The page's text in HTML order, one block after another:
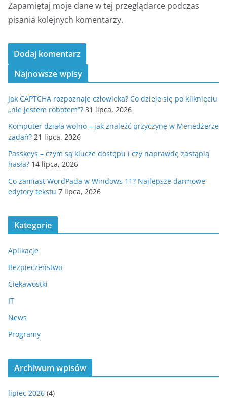
Zapamiętaj moje dane w tej przeglądarce podczas
pisania kolejnych komentarzy.
Najnowsze wpisy
Jak CAPTCHA rozpoznaje człowieka? Co dzieje się po kliknięciu
„nie jestem robotem”? 31 lipca, 2026
Komputer działa wolno – jak znaleźć przyczynę w Menedżerze
zadań? 21 lipca, 2026
Passkeys – czym są klucze dostępu i czy naprawdę zastąpią
hasła? 14 lipca, 2026
Co zamiast WordPada w Windows 11? Najlepsze darmowe
edytory tekstu 7 lipca, 2026
Kategorie
Aplikacje
Bezpieczeństwo
Ciekawostki
IT
News
Programy
Archiwum wpisów
lipiec 2026 (4)